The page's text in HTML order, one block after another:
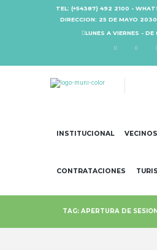
TEL: (+54387) 492 2100 -
DIRECCION: 25 DE MAYO
LUNES A VIERNES -
INSTITUCIONAL VECINOS
CONTRATACIONES
TAG: APERTURA DE